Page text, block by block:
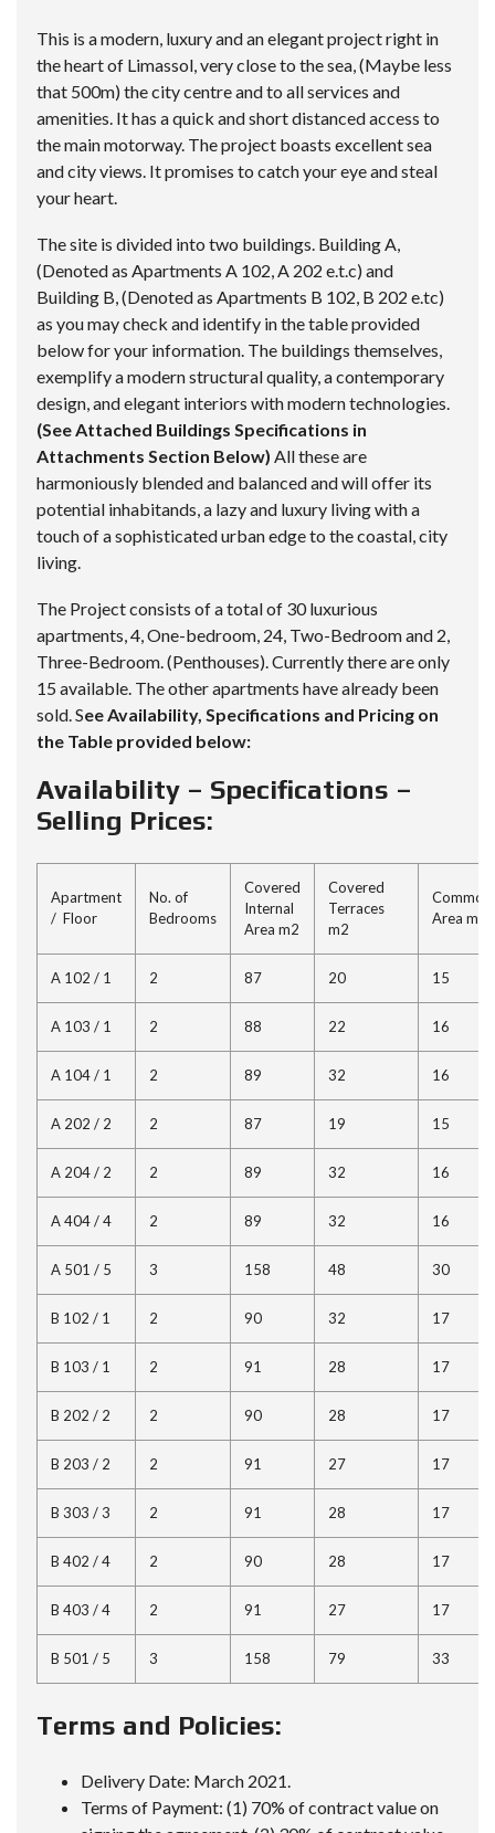
This is a modern, luxury and an elegant project right in
the heart of Limassol, very close to the sea, (Maybe less
that 500m) the city centre and to all services and
amenities. It has a quick and short distanced access to
the main motorway. The project boasts excellent sea
and city views. It promises to catch your eye and steal
your heart.
The site is divided into two buildings. Building A,
(Denoted as Apartments A 102, A 202 e.t.c) and
Building B, (Denoted as Apartments B 102, B 202 e.tc)
as you may check and identify in the table provided
below for your information. The buildings themselves,
exemplify a modern structural quality, a contemporary
design, and elegant interiors with modern technologies.
(See Attached Buildings Specifications in
Attachments Section Below) All these are
harmoniously blended and balanced and will offer its
potential inhabitands, a lazy and luxury living with a
touch of a sophisticated urban edge to the coastal, city
living.
The Project consists of a total of 30 luxurious
apartments, 4, One-bedroom, 24, Two-Bedroom and 2,
Three-Bedroom. (Penthouses). Currently there are only
15 available. The other apartments have already been
sold. See Availability, Specifications and Pricing on
the Table provided below:
Availability – Specifications –
Selling Prices:
Apartment
/ Floor
No. of
Bedrooms
Covered
Internal
Area m2
Covered
Terraces
m2
Common
Area m2
A 102 / 1 2 87 20 15
A 103 / 1 2 88 22 16
A 104 / 1 2 89 32 16
A 202 / 2 2 87 19 15
A 204 / 2 2 89 32 16
A 404 / 4 2 89 32 16
A 501 / 5 3 158 48 30
B 102 / 1 2 90 32 17
B 103 / 1 2 91 28 17
B 202 / 2 2 90 28 17
B 203 / 2 2 91 27 17
B 303 / 3 2 91 28 17
B 402 / 4 2 90 28 17
B 403 / 4 2 91 27 17
B 501 / 5 3 158 79 33
Terms and Policies:
Delivery Date: March 2021.
Terms of Payment: (1) 70% of contract value on